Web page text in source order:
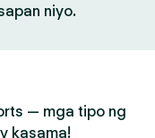
niyo.
— mga tipo ng
kasama!